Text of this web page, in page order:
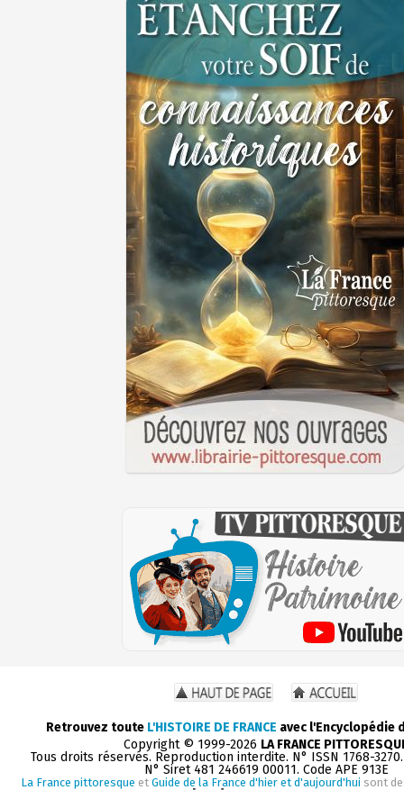
Retrouvez toute L'HISTOIRE DE FRANCE avec l'Encyclopédie
Copyright © 1999-2026 LA FRANCE
Tous droits réservés. Reproduction interdite. N° ISSN 1768-
N° Siret 481 246619 00011. Code APE 913E
La France pittoresque et Guide de la France d'hier et d'aujourd'hui sont